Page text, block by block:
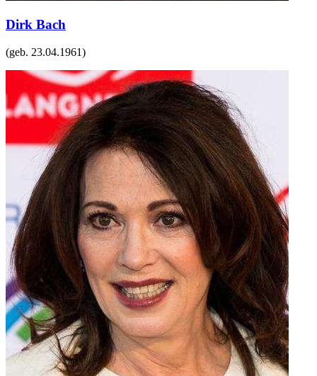
Dirk Bach
(geb. 23.04.1961)